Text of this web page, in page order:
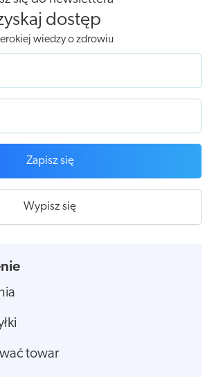
dostęp
wiedzy o zdrowiu
Zapisz się
Wypisz się
towar